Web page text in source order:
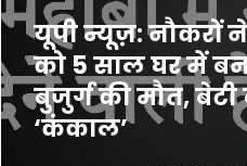
यूपी न्यूज़: नौकरों ने
को 5 साल घर में
बुजुर्ग की मौत, बेटी
‘कंकाल’